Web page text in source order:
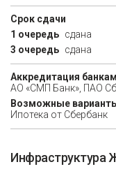
Срок сдачи
1 очередь сдана
3 очередь сдана
Аккредитация
АО «СМП Банк», ПАО
Возможные
Ипотека от Сбербанк
Инфраструктура